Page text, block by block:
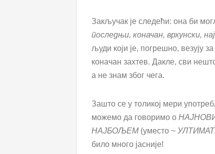
Закључак је следећи: она би
последњи, коначан, врхунски,
људи који је, погрешно, везују
коначан захтев. Дакле, сви
а не знам због чега.
Зашто се у толикој мери
можемо да говоримо о
НАЈБОЉЕМ (уместо ~
било много јасније!